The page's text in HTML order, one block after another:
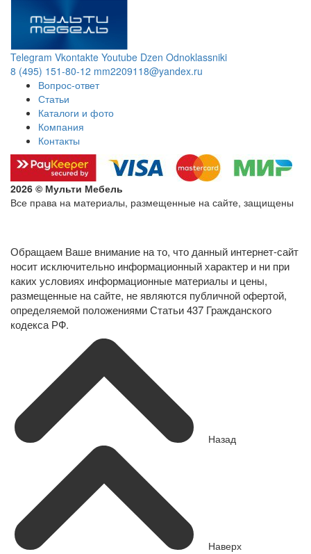
Telegram Vkontakte Youtube Dzen Odnoklassniki
8 (495) 151-80-12 mm2209118@yandex.ru
Вопрос-ответ
Статьи
Каталоги и фото
Компания
Контакты
2026 © Мульти Мебель
Все права на материалы, размещенные на сайте, защищены
Обращаем Ваше внимание на то, что данный интернет-сайт
носит исключительно информационный характер и ни при
каких условиях информационные материалы и цены,
размещенные на сайте, не являются публичной офертой,
определяемой положениями Статьи 437 Гражданского
кодекса РФ.
Назад
Наверх